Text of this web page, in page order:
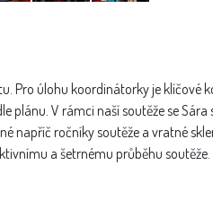
Pro úlohu koordinátorky je klíčové
V rámci naší soutěže se Sára
napříč ročníky soutěže a vratné
a šetrnému průběhu soutěže.